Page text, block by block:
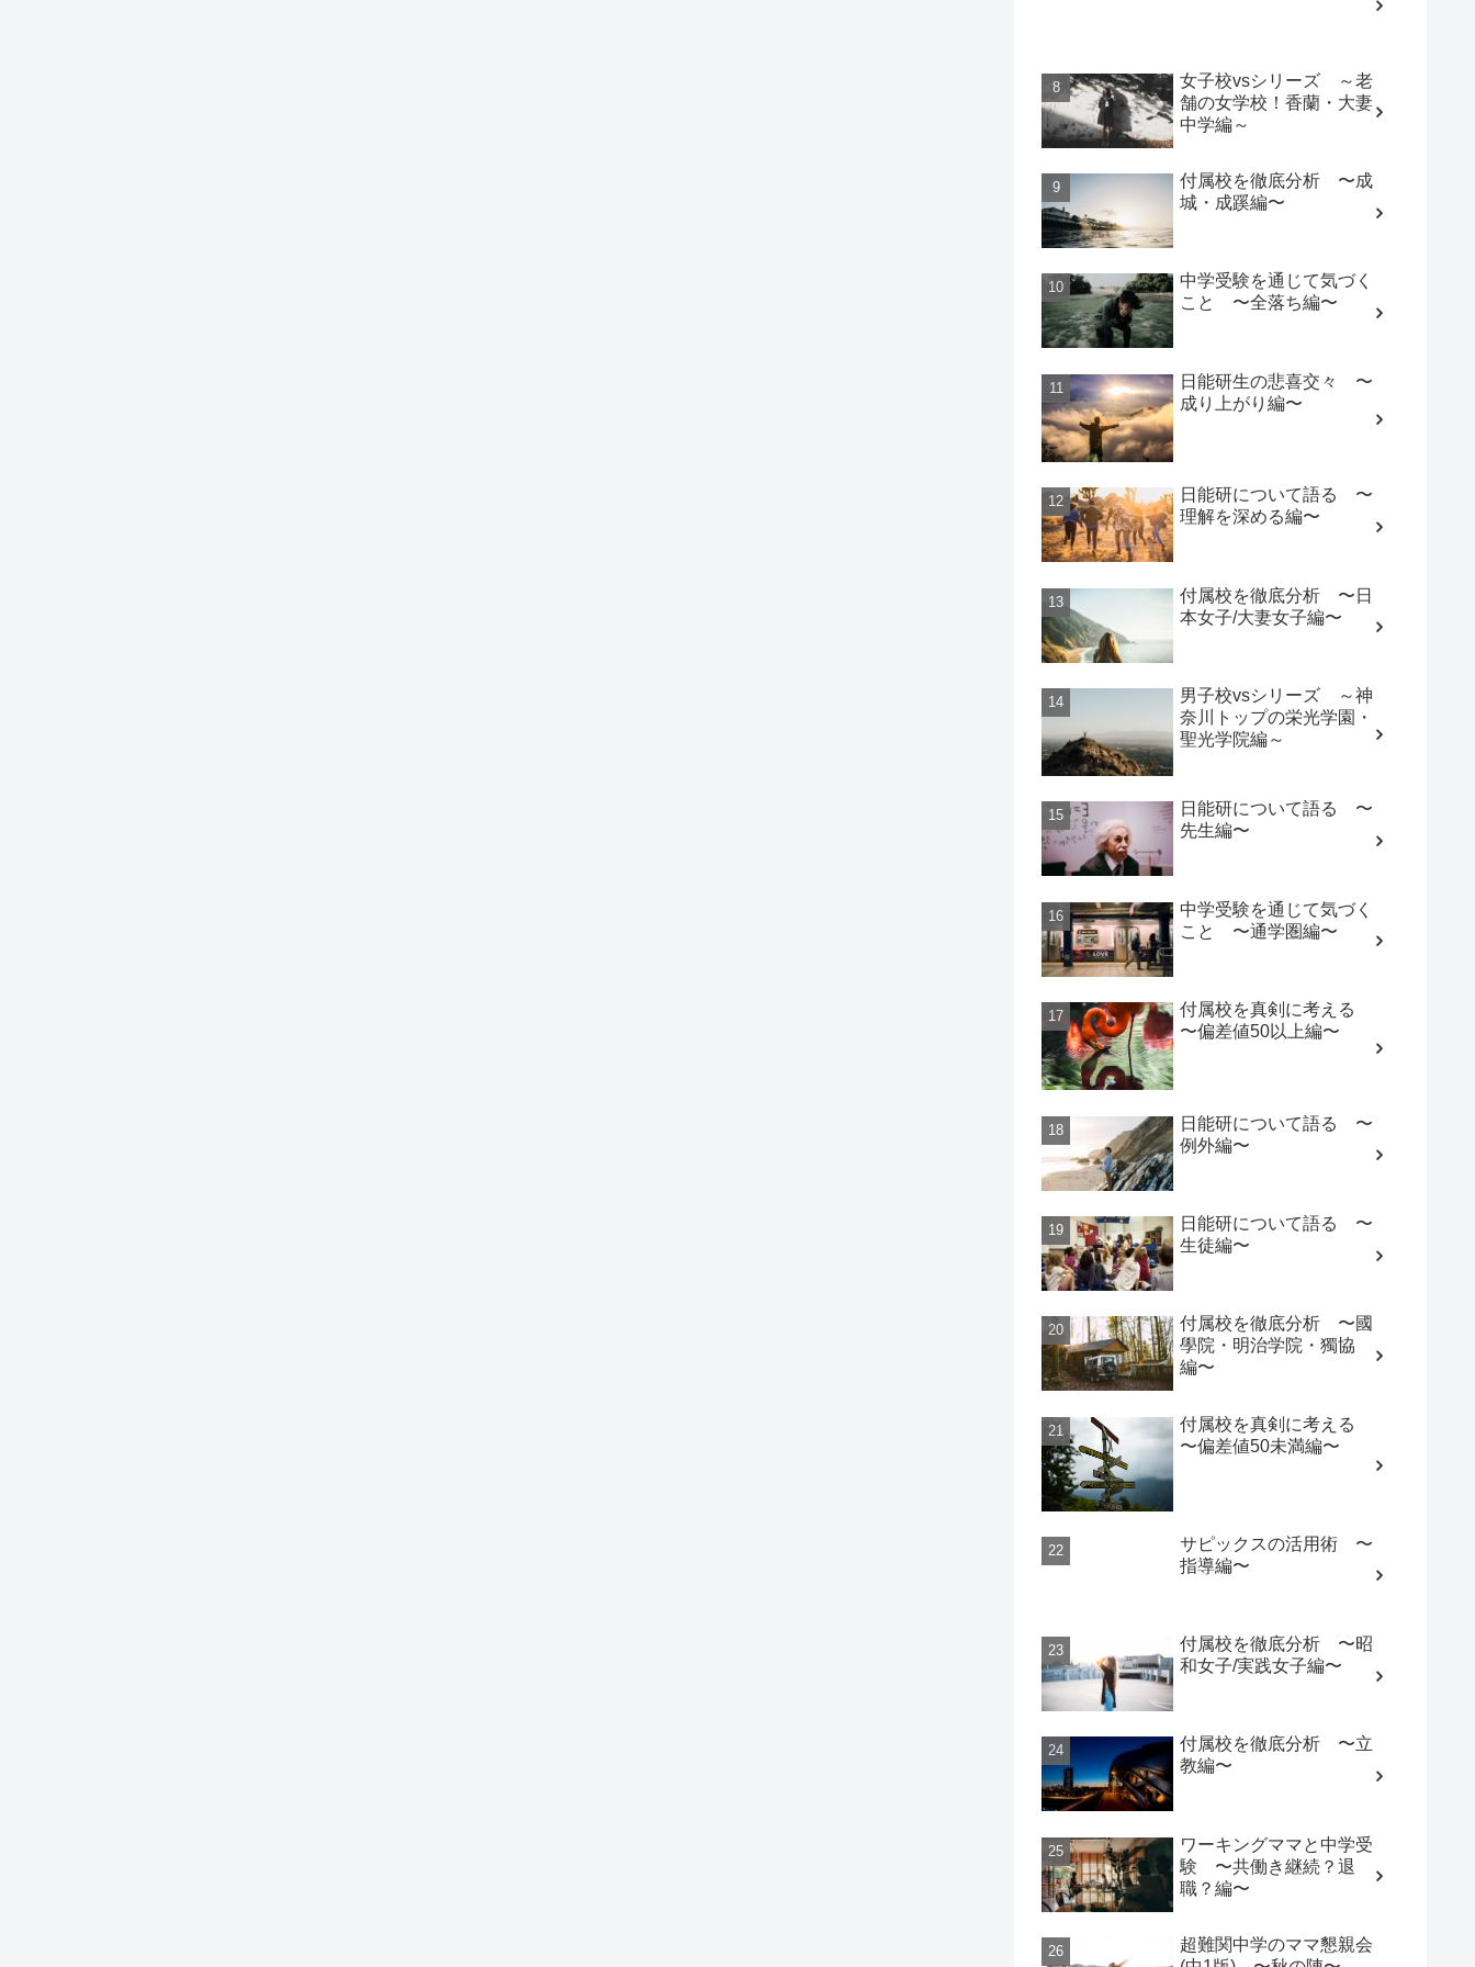
女子校vsシリーズ ～老
舗の女学校！香蘭・大妻
中学編～
付属校を徹底分析 〜成
城・成蹊編〜
中学受験を通じて気づく
こと 〜全落ち編〜
日能研生の悲喜交々 〜
成り上がり編〜
日能研について語る 〜
理解を深める編〜
付属校を徹底分析 〜日
本女子/大妻女子編〜
男子校vsシリーズ ～神
奈川トップの栄光学園・
聖光学院編～
日能研について語る 〜
先生編〜
中学受験を通じて気づく
こと 〜通学圏編〜
付属校を真剣に考える
〜偏差値50以上編〜
日能研について語る 〜
例外編〜
日能研について語る 〜
生徒編〜
付属校を徹底分析 〜國
學院・明治学院・獨協
編〜
付属校を真剣に考える
〜偏差値50未満編〜
サピックスの活用術 〜
指導編〜
付属校を徹底分析 〜昭
和女子/実践女子編〜
付属校を徹底分析 〜立
教編〜
ワーキングママと中学受
験 〜共働き継続？退
職？編〜
超難関中学のママ懇親会